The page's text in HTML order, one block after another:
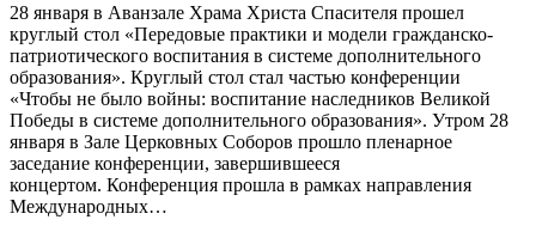
28 января в Аванзале Храма Христа Спасителя прошел
круглый стол «Передовые практики и модели гражданско-
патриотического воспитания в системе дополнительного
образования». Круглый стол стал частью конференции
«Чтобы не было войны: воспитание наследников Великой
Победы в системе дополнительного образования». Утром 28
января в Зале Церковных Соборов прошло пленарное
заседание конференции, завершившееся
концертом. Конференция прошла в рамках направления
Международных…